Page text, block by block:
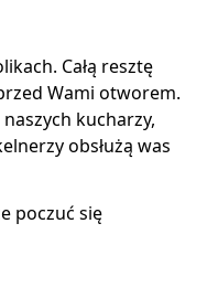
Całą resztę
Wami otworem.
kucharzy,
obsłużą was
poczuć się